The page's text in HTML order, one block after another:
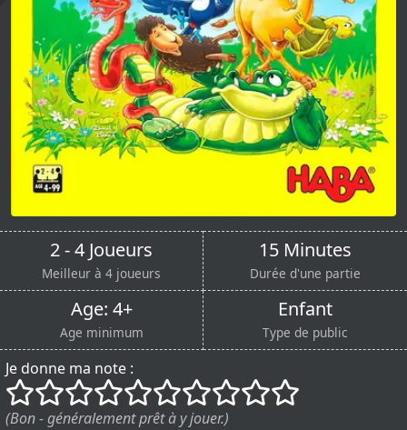
2 - 4 Joueurs
Meilleur à 4 joueurs
15 Minutes
Durée d'une partie
Age: 4+
Age minimum
Enfant
Type de public
Je donne ma note :
()
() () () () () () () ()
()
(Bon - généralement prêt à y jouer.)